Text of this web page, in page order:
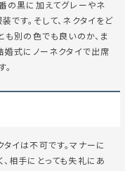
の黒に加えてグレーやネ
です。そして、ネクタイをど
も別の色でも良いのか、ま
婚式にノーネクタイで出席
イは不可です。マナーに
相手にとっても失礼にあ